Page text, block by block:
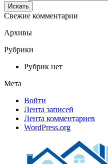
Искать
Свежие комментарии
Архивы
Рубрики
Рубрик нет
Мета
Войти
Лента записей
Лента комментариев
WordPress.org